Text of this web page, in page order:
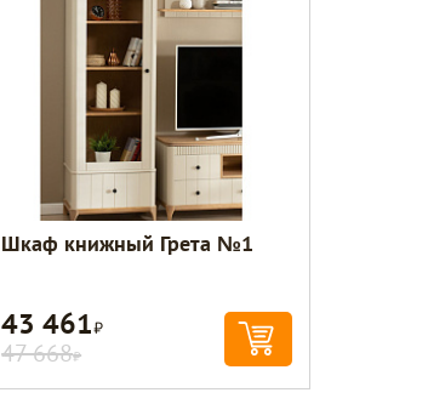
Шкаф книжный Грета №1
43 461Р
47 668Р